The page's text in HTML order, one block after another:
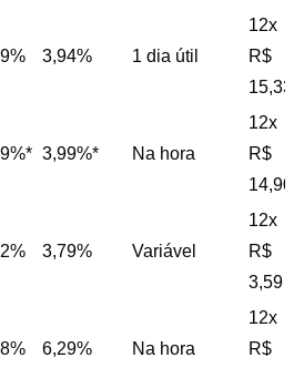
3,94% 1 dia útil
12x
R$
15,33
3,99%* Na hora
12x
R$
14,90
3,79% Variável
12x
R$
3,59
6,29% Na hora
12x
R$